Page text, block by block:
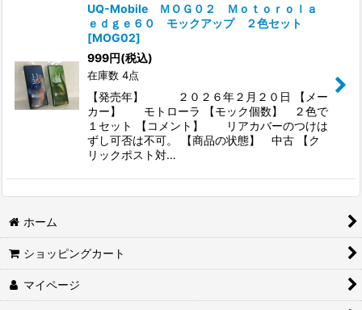
UQ-Mobile ＭＯＧ０２ Ｍｏｔｏｒｏｌａ
ｅｄｇｅ６０ モックアップ ２色セット
[MOG02]
999円(税込)
在庫数 4点
【発売年】 ２０２６年２月２０日 【メー
カー】 モトローラ 【モック個数】 ２色で
１セット 【コメント】 リアカバーのつけは
ずし可否は不可。 【商品の状態】 中古 【ク
リックポスト対…
ホーム
ショッピングカート
マイページ